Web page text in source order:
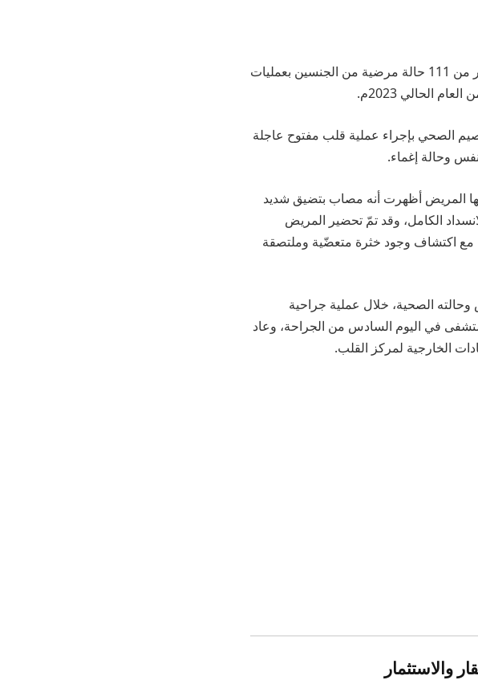
تمكّن مركز الأمير سلطان لطب وجراحة القلب بالقصيم من إنقاذ أكثر من 111 حالة مرضية من الجنسين بعمليات
الصحي بإجراء عملية قلب مفتوح عاجلة
المريض أظهرت أنه مصاب بتضيق شديد
الكامل، وقد تمّ تحضير المريض
مع اكتشاف وجود خثرة متعضّية وملتصقة
الصحية، خلال عملية جراحية
في اليوم السادس من الجراحة، وعاد
الخارجية لمركز القلب.